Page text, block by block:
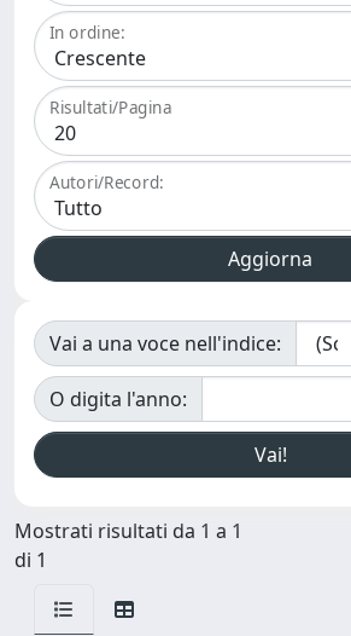
In ordine:
Risultati/Pagina
Autori/Record:
Vai a una voce nell'indice:
O digita l'anno:
Mostrati risultati da 1 a 1
di 1